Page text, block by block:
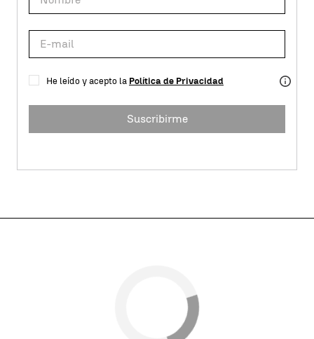
He leído y acepto la Política de Privacidad
Suscribirme